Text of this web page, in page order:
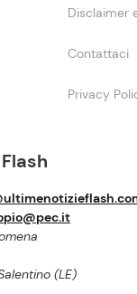
(LE)
Disclaimer
Contattaci
Privacy